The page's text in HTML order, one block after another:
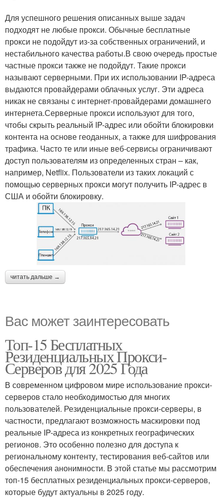
Для успешного решения описанных выше задач
подходят не любые прокси. Обычные бесплатные
прокси не подойдут из-за собственных ограничений, и
нестабильного качества работы.В свою очередь простые
частные прокси также не подойдут. Такие прокси
называют серверными. При их использовании IP-адреса
выдаются провайдерами облачных услуг. Эти адреса
никак не связаны с интернет-провайдерами домашнего
интернета.Серверные прокси используют для того,
чтобы скрыть реальный IP-адрес или обойти блокировки
контента на основе геоданных, а также для шифрования
трафика. Часто те или иные веб-сервисы ограничивают
доступ пользователям из определенных стран – как,
например, Netflix. Пользователи из таких локаций с
помощью серверных прокси могут получить IP-адрес в
США и обойти блокировку.
читать дальше →
Вас может заинтересовать
Топ-15 Бесплатных
Резиденциальных Прокси-
Серверов для 2025 Года
В современном цифровом мире использование прокси-
серверов стало необходимостью для многих
пользователей. Резиденциальные прокси-серверы, в
частности, предлагают возможность маскировки под
реальные IP-адреса из конкретных географических
регионов. Это особенно полезно для доступа к
региональному контенту, тестирования веб-сайтов или
обеспечения анонимности. В этой статье мы рассмотрим
топ-15 бесплатных резиденциальных прокси-серверов,
которые будут актуальны в 2025 году.